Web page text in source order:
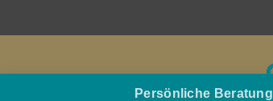
Persönliche Beratung